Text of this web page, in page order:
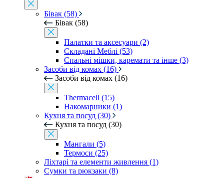
Бівак (58)
Бівак (58)
Палатки та аксесуари (2)
Складані Меблі (53)
Спальні мішки, каремати та інше (3)
Засоби від комах (16)
Засоби від комах (16)
Thermacell (15)
Накомарники (1)
Кухня та посуд (30)
Кухня та посуд (30)
Мангали (5)
Термоси (25)
Ліхтарі та елементи живлення (1)
Сумки та рюкзаки (8)